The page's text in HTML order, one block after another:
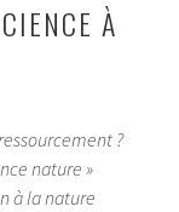
À
?
nature »
à la nature